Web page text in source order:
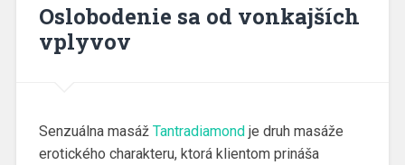
Oslobodenie sa od vonkajších
vplyvov
Senzuálna masáž Tantradiamondje druh masáže
erotického charakteru, ktorá klientom prináša